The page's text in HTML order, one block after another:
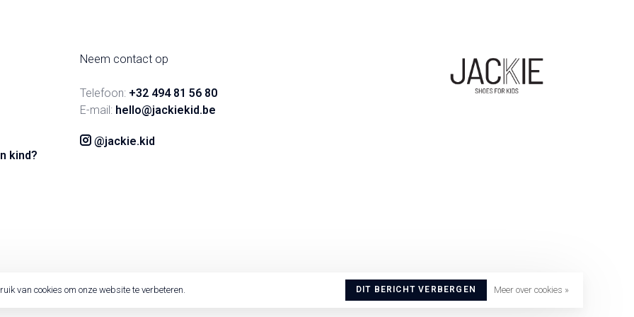
kind?
Neem contact op
Telefoon: +32 494 81 56 80
E-mail: hello@jackiekid.be
@jackie.kid
van cookies om onze website te verbeteren. DIT BERICHT VERBERGEN Meer over cookies »